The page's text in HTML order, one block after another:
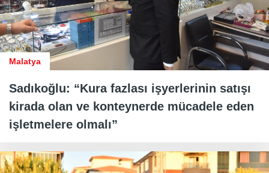
Malatya
Sadıkoğlu: “Kura fazlası işyerlerinin satışı
kirada olan ve konteynerde mücadele eden
işletmelere olmalı”